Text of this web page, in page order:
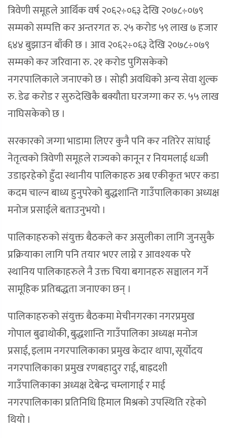
त्रिवेणी समूहले आर्थिक वर्ष २०६२÷०६३ देखि २०७८÷०७९
सम्मको सम्पत्ति कर अन्तरगत रु. २५ करोड ५९ लाख ७ हजार
६४४ बुझाउन बाँकी छ । आव २०६२÷०६३ देखि २०७८÷०७९
सम्मको कर जरिवाना रु. २१ करोड पुगिसकेको
नगरपालिकाले जनाएको छ । सोही अवधिको अन्य सेवा शुल्क
रु. डेढ करोड र सुरुदेखिकै बक्यौता घरजग्गा कर रु. ५५ लाख
नाघिसकेको छ ।
सरकारको जग्गा भाडामा लिएर कुनै पनि कर नतिरेर सांघाई
नेतृत्वको त्रिवेणी समूहले राज्यको कानून र नियमलाई धज्जी
उडाइरहेको हुँदा स्थानीय पालिकाहरु अब एकीकृत भएर कडा
कदम चाल्न बाध्य हुनुपरेको बुद्धशान्ति गाउँपालिकाका अध्यक्ष
मनोज प्रसाईले बताउनुभयो ।
पालिकाहरुको संयुक्त बैठकले कर असुलीका लागि जुनसुकै
प्रक्रियाका लागि पनि तयार भएर लाग्ने र आवश्यक परे
स्थानिय पालिकाहरुले नै उक्त चिया बगानहरु सञ्चालन गर्ने
सामूहिक प्रतिबद्धता जनाएका छन् ।
पालिकाहरुको संयुक्त बैठकमा मेचीनगरका नगरप्रमुख
गोपाल बुढाथोकी, बुद्धशान्ति गाउँपालिका अध्यक्ष मनोज
प्रसाई, इलाम नगरपालिकाका प्रमुख केदार थापा, सूर्योदय
नगरपालिकाका प्रमुख रणबहादुर राई, बाह्रदशी
गाउँपालिकाका अध्यक्ष देबेन्द्र चम्लागाई र माई
नगरपालिकाका प्रतिनिधि हिमाल मिश्रको उपस्थिति रहेको
थियो ।